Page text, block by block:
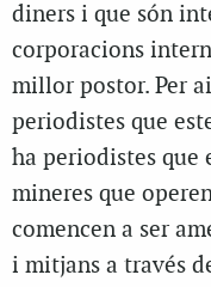
diners i que són
corporacions
millor postor. Per
periodistes que
ha periodistes que
mineres que
comencen a ser
i mitjans a través